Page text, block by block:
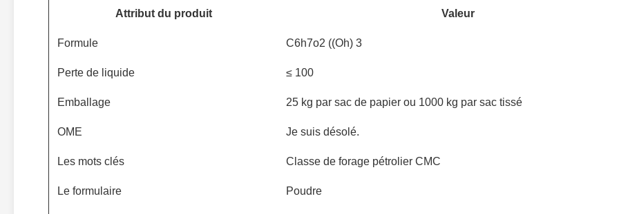
Attribut du produit Valeur
Formule C6h7o2 ((Oh) 3
Perte de liquide ≤ 100
Emballage 25 kg par sac de papier ou 1000 kg par sac tissé
OME Je suis désolé.
Les mots clés Classe de forage pétrolier CMC
Le formulaire Poudre